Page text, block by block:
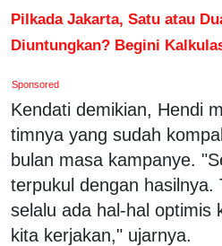
Pilkada Jakarta, Satu atau
Diuntungkan? Begini
Sponsored
Kendati demikian, Hendi
timnya yang sudah
bulan masa kampanye.
terpukul dengan hasilnya.
selalu ada hal-hal optimis
kita kerjakan," ujarnya.